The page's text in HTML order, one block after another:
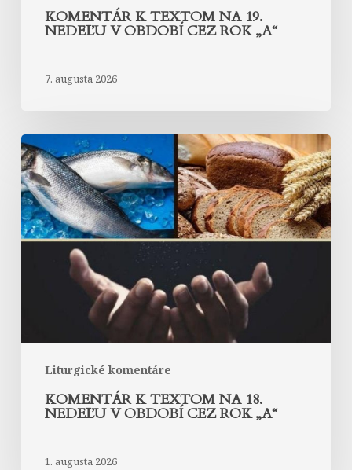
KOMENTÁR K TEXTOM NA 19.
NEDEĽU V OBDOBÍ CEZ ROK „A“
7. augusta 2026
Liturgické komentáre
Komentár
k
textom
na
18.
nedeľu
„A“
KOMENTÁR K TEXTOM NA 18.
NEDEĽU V OBDOBÍ CEZ ROK „A“
1. augusta 2026